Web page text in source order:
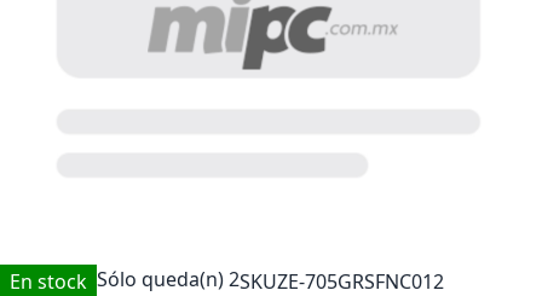
En stock Sólo queda(n)2SKUZE-705GRSFNC012